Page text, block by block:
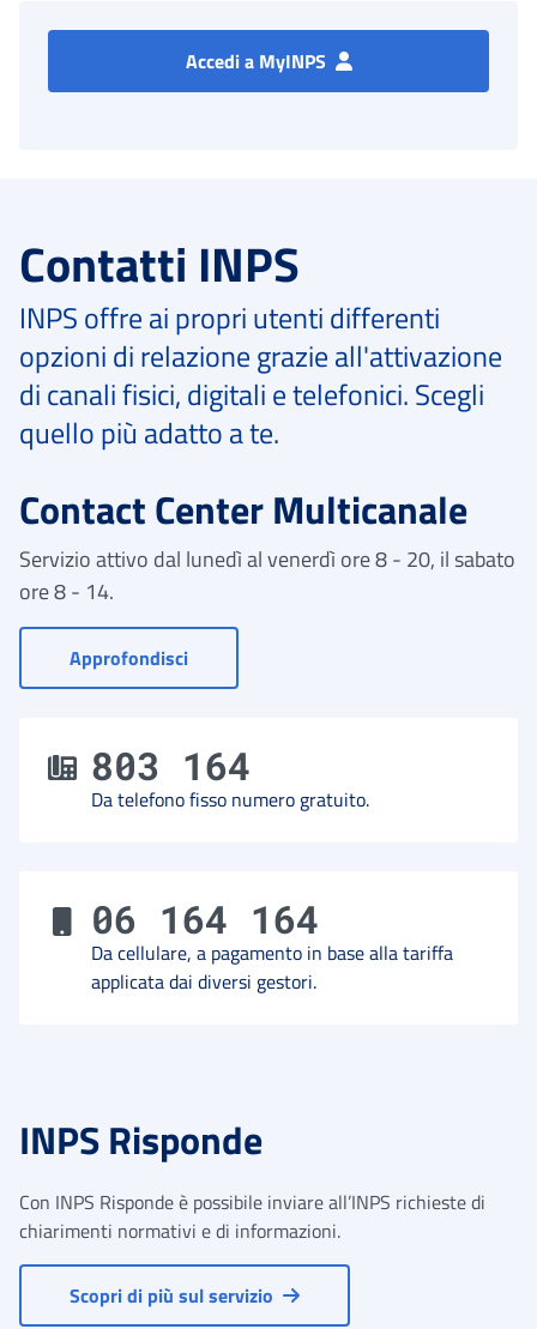
Accedi a MyINPS
Contatti INPS
INPS offre ai propri utenti differenti
opzioni di relazione grazie all'attivazione
di canali fisici, digitali e telefonici. Scegli
quello più adatto a te.
Contact Center Multicanale
Servizio attivo dal lunedì al venerdì ore 8 - 20, il sabato
ore 8 - 14.
Approfondisci- Vai a Contact Center
803 164
Da telefono fisso numero gratuito.
06 164 164
Da cellulare, a pagamento in base alla tariffa
applicata dai diversi gestori.
INPS Risponde
Con INPS Risponde è possibile inviare all’INPS richieste di
chiarimenti normativi e di informazioni.
Scopri di più sul servizio